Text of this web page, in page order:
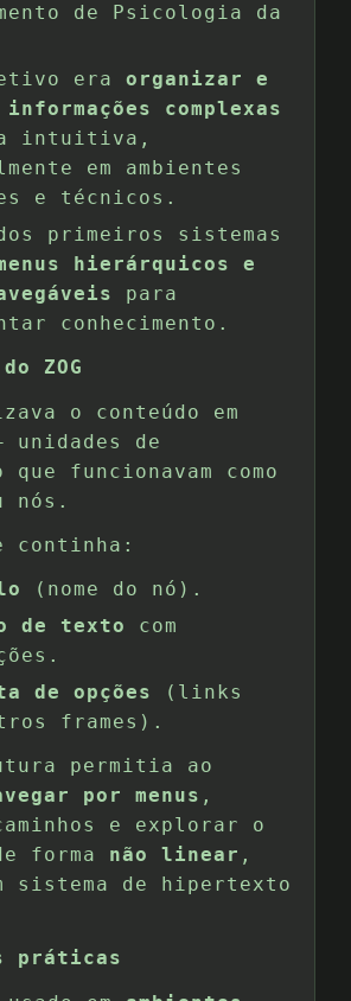
de Psicologia da
era organizar e
complexas
intuitiva,
em ambientes
e técnicos.
primeiros sistemas
hierárquicos e
para
conhecimento.
ZOG
o conteúdo em
unidades de
que funcionavam como
nós.
continha:
(nome do nó).
de texto
com
de opções
(links
frames).
permitia ao
por menus ,
e explorar o
forma não linear ,
sistema de hipertexto
práticas